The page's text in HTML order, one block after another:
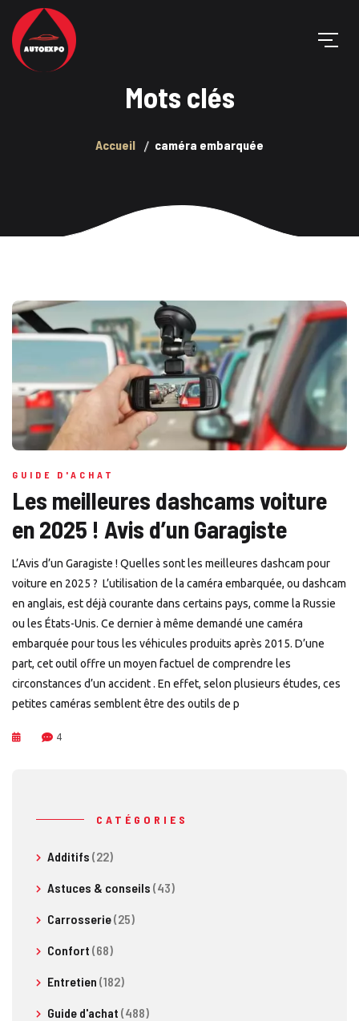
Mots clés
Accueil caméra embarquée
GUIDE D'ACHAT
Les meilleures dashcams voiture
en 2025 ! Avis d’un Garagiste
L’Avis d’un Garagiste ! Quelles sont les meilleures dashcam pour
voiture en 2025 ? L’utilisation de la caméra embarquée, ou dashcam
en anglais, est déjà courante dans certains pays, comme la Russie
ou les États-Unis. Ce dernier à même demandé une caméra
embarquée pour tous les véhicules produits après 2015. D’une
part, cet outil offre un moyen factuel de comprendre les
circonstances d’un accident . En effet, selon plusieurs études, ces
petites caméras semblent être des outils de p
4
CATÉGORIES
Additifs (22)
Astuces & conseils (43)
Carrosserie(25)
Confort (68)
Entretien (182)
Guide d'achat (488)